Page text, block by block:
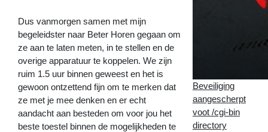
Dus vanmorgen samen met mijn
begeleidster naar Beter Horen gegaan om
ze aan te laten meten, in te stellen en de
overige apparatuur te koppelen. We zijn
ruim 1.5 uur binnen geweest en het is
gewoon ontzettend fijn om te merken dat
ze met je mee denken en er echt
aandacht aan besteden om voor jou het
beste toestel binnen de mogelijkheden te
Beveiliging
aangescherpt
voot /cgi-bin
directory